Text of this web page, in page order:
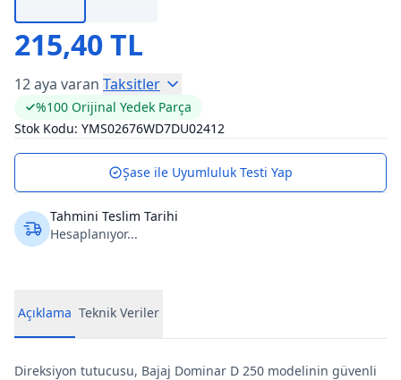
215,40 TL
12 aya varan Taksitler
%100 Orijinal Yedek Parça
Stok Kodu: YMS02676WD7DU02412
Şase ile Uyumluluk Testi Yap
Tahmini Teslim Tarihi
Hesaplanıyor...
Açıklama Teknik Veriler
Direksiyon tutucusu, Bajaj Dominar D 250 modelinin güvenli